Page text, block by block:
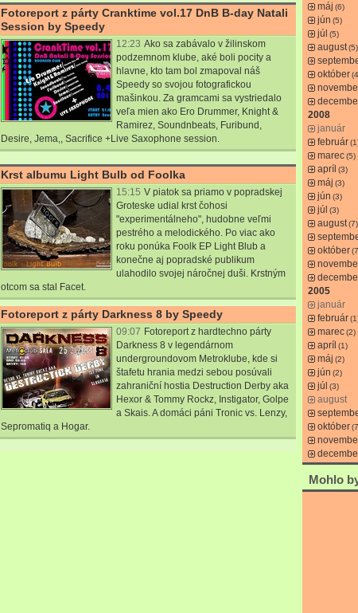
Fotoreport z párty Cranktime vol.17 DnB B-day Natali
Session by Speedy
12:23 Ako sa zabávalo v žilinskom
podzemnom klube, aké boli pocity a
hlavne, kto tam bol zmapoval náš
Speedy so svojou fotografickou
mašinkou. Za gramcami sa vystriedalo
veľa mien ako Ero Drummer, Knight &
Ramirez, Soundnbeats, Furibund,
Desire, Jema,, Sacrifice +Live Saxophone session.
Krst albumu Light Bulb od Foolka
15:15 V piatok sa priamo v popradskej
Groteske udial krst čohosi
"experimentálneho", hudobne veľmi
pestrého a melodického. Po viac ako
roku ponúka Foolk EP Light Blub a
konečne aj popradské publikum
ulahodilo svojej náročnej duši. Krstným
otcom sa stal Facet.
Fotoreport z párty Darkness 8 by Speedy
09:07 Fotoreport z hardtechno párty
Darkness 8 v legendárnom
undergroundovom Metroklube, kde si
štafetu hrania medzi sebou posúvali
zahraniční hostia Destruction Derby aka
Hexor & Tommy Rockz, Instigator, Golpe
a Skais. A domáci páni Tronic vs. Lenzy,
Sepromatiq a Hogar.
máj (6)
jún (5)
júl (5)
august(5)
október
2008
január
február
marec(5)
apríl (3)
máj (3)
jún (3)
júl (3)
august(7)
október
2005
január
február
marec(2)
apríl (1)
máj (2)
jún (2)
júl (3)
august
október
Mohlo